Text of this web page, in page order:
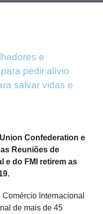
e
pedir alívio
salvar vidas e
Confederation e
Reuniões de
e do FMI retirem as
Internacional
de mais de 45